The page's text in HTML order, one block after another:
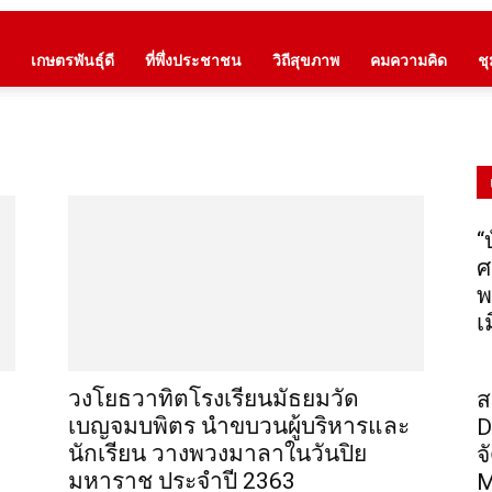
เกษตรพันธุ์ดี ที่พึ่งประชาชน วิถีสุขภาพ คมความคิด ชุ
วงโยธวาทิตโรงเรียนมัธยมวัด
เบญจม​บพิตร นำขบวนผู้บริหารและ
นักเรียน วางพวงมาลาในวันปิย
มหาราช ประจำปี 2363